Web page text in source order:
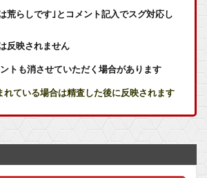
さん 他
まんがタイムきらら2026年9月号が発売、「好都合セミフレンド」は次回で最終回に
荒らしです｣とコメント記入でスグ対応し
反映されません
トも消させていただく場合があります
れている場合は精査した後に反映されます